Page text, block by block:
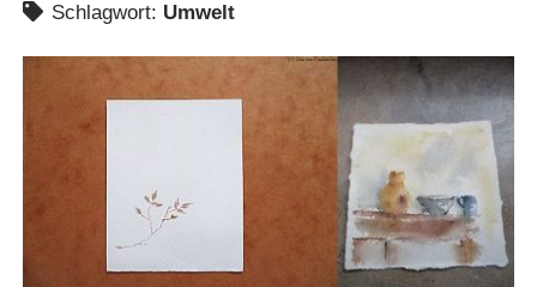
Schlagwort: Umwelt